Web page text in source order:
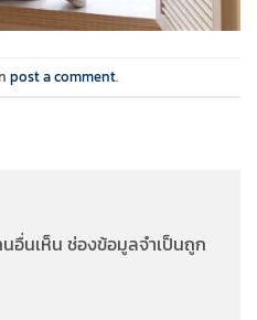
post a comment.
อื่นเห็น ช่องข้อมูลจำเป็นถูก